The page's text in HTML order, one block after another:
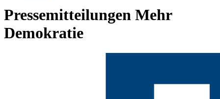
Pressemitteilungen Mehr
Demokratie